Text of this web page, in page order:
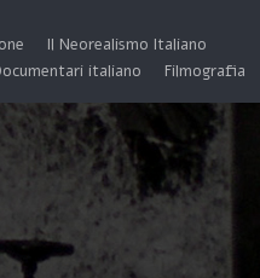
Il Neorealismo Italiano
italiano Filmografia